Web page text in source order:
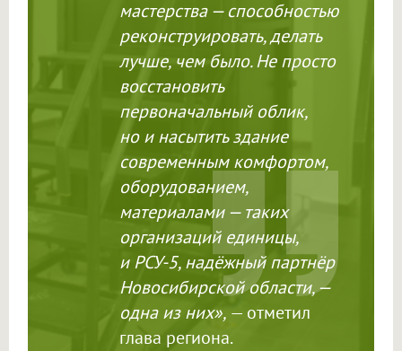
мастерства — способностью
реконструировать, делать
лучше, чем было. Не просто
восстановить
первоначальный облик,
но и насытить здание
современным комфортом,
оборудованием,
материалами — таких
организаций единицы,
и РСУ-5, надёжный партнёр
Новосибирской области, —
одна из них», — отметил
глава региона.